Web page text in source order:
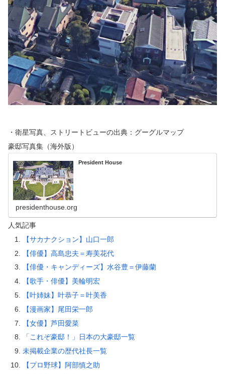
・衛星写真、ストリートビューの出典：グーグルマップ
豪邸写真集（海外版）
President House
presidenthouse.org
人気記事
【サカナクション】山口一郎
【俳優】高島忠夫＝寿美花代
【俳優・キャンディーズ】水谷豊＝伊藤蘭
【歌手・俳優】美輪明宏
【叶姉妹】叶恭子＝叶美香
【漫画家】尾田栄一郎
【女優】芦田愛菜
「これぞ豪邸！」日本の大豪邸一覧
未掲載企業の歴代社長一覧
【プロ野球】阿部慎之助